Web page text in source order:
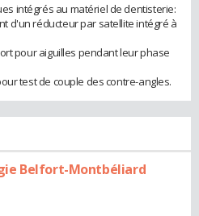
intégrés au matériel de dentisterie:
d'un réducteur par satellite intégré à
pour aiguilles pendant leur phase
test de couple des contre-angles.
Belfort-Montbéliard